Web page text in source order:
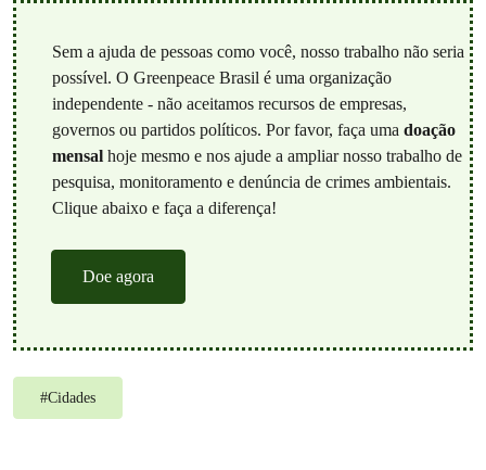
Sem a ajuda de pessoas como você, nosso trabalho não seria
possível. O Greenpeace Brasil é uma organização
independente - não aceitamos recursos de empresas,
governos ou partidos políticos. Por favor, faça uma doação
mensalhoje mesmo e nos ajude a ampliar nosso trabalho de
pesquisa, monitoramento e denúncia de crimes ambientais.
Clique abaixo e faça a diferença!
Doe agora
#Cidades